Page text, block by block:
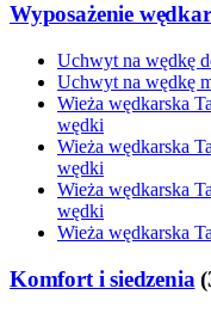
Wyposażenie
Uchwyt na wędkę
Uchwyt na wędkę
Wieża wędkarska
wędki
Wieża wędkarska
wędki
Wieża wędkarska
wędki
Wieża wędkarska
Komfort i siedzenia (